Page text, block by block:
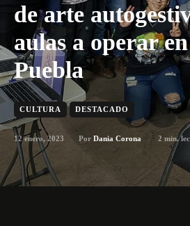
de arte
aulas a operar
Puebla
CULTURA DESTACADO
12 enero, 2023 Por Dania Corona 2 min.